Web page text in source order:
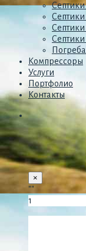
Септики
Септики
Компрессоры
Услуги
Портфолио
Контакты
×
""
1